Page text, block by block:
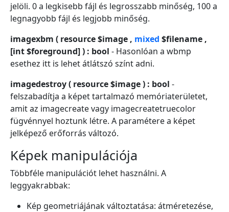
jelöli. 0 a legkisebb fájl és legrosszabb minőség, 100 a
legnagyobb fájl és legjobb minőség.
imagexbm ( resource $image , mixed $filename ,
[int $foreground] ) : bool - Hasonlóan a wbmp
esethez itt is lehet átlátszó színt adni.
imagedestroy ( resource $image ) : bool -
felszabadítja a képet tartalmazó memóriaterületet,
amit az imagecreate vagy imagecreatetruecolor
fügvénnyel hoztunk létre. A paramétere a képet
jelképező erőforrás változó.
Képek manipulációja
Többféle manipulációt lehet használni. A
leggyakrabbak:
Kép geometriájának változtatása: átméretezése,